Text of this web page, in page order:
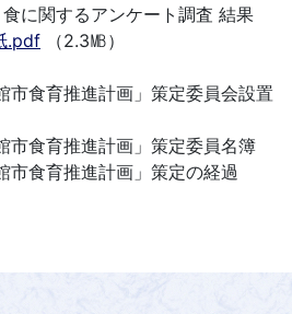
に関するアンケート調査 結果
.pdf （2.3㎆）
市食育推進計画」策定委員会設置
市食育推進計画」策定委員名簿
市食育推進計画」策定の経過